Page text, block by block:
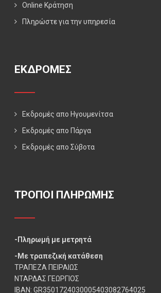
Online Κράτηση
Πληρώστε για την υπηρεσία
ΕΚΔΡΟΜΕΣ
Εκδρομές απο Ηγουμενίτσα
Εκδρομές απο Πάργα
Εκδρομές απο Σύβοτα
ΤΡΟΠΟΙ ΠΛΗΡΩΜΗΣ
-Πληρωμή με μετρητά
-Με τραπεζική κατάθεση
ΤΡΑΠΕΖΑ ΠΕΙΡΑΙΩΣ
ΝΤΑΡΔΑΣ ΓΕΩΡΓΙΟΣ
IBAN: GR3501724030005403082764025